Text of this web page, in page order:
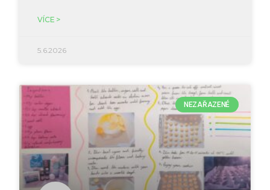
VÍCE >
5.6.2026
NEZAŘAZENÉ